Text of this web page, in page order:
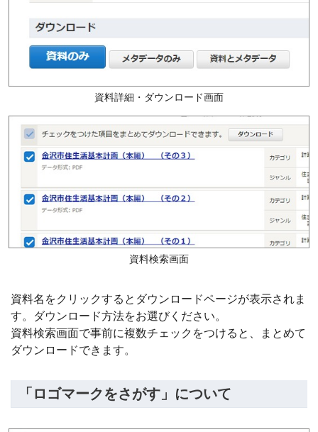
資料詳細・ダウンロード画面
資料検索画面
資料名をクリックするとダウンロードページが表示されま
す。ダウンロード方法をお選びください。
資料検索画面で事前に複数チェックをつけると、まとめて
ダウンロードできます。
「ロゴマークをさがす」について